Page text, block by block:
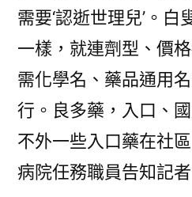
需要‘認逝世理兒’。
一樣，就連劑型、價
需化學名、藥品通用
行。良多藥，入口、
不外一些入口藥在社
病院任務職員告知記者